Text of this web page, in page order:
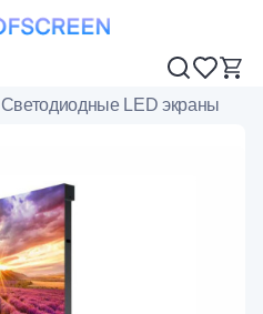
Светодиодные LED экраны